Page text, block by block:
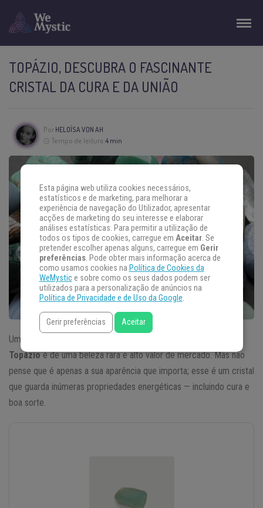
TOPÁZIO, DESCUBRA O FASCINANTE
CRISTAL DA CURA E DA UNIÃO
Por HELOÍSA VON AH
Tempo de leitura:4 min
Uma das pedras mais cobiçadas para joias e acessórios, o
Topázioé de uma beleza rara e alto valor de mercado. Mas não
pense que é apenas a sua aparência que importa; esse é um cristal
que guarda inúmeras propriedades energéticas — incluindo cura e
boa sorte.
Esta página web utiliza cookies necessários,
estatísticos e de marketing, para melhorar a
experiência de navegação do Utilizador, apresentar
acções de marketing do seu interesse e elaborar
análises estatísticas. Para permitir a utilização de
todos os tipos de cookies, carregue em Aceitar. Se
pretender escolher apenas alguns, carregue em Gerir
preferências. Pode obter mais informação acerca de
como usamos cookies na Política de Cookies da
WeMystice sobre como os seus dados podem ser
utilizados para a personalização de anúncios na
Política de Privacidade e de Uso da Google.
Gerir preferências Aceitar